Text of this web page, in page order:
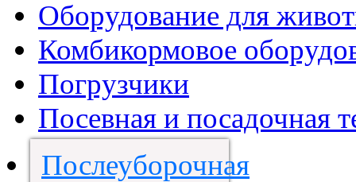
Оборудование для
Комбикормовое
Погрузчики
Посевная и посадочная
Послеуборочная